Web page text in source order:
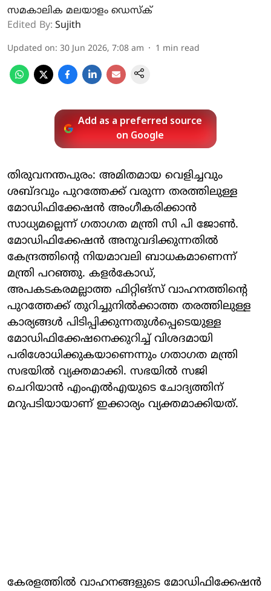
സമകാലിക മലയാളം ഡെസ്ക്
Edited By: Sujith
Updated on: 30 Jun 2026, 7:08 am 1 min read
Add as a preferred source
on Google
തിരുവനന്തപുരം: അമിതമായ വെളിച്ചവും
ശബ്ദവും പുറത്തേക്ക് വരുന്ന തരത്തിലുള്ള
മോഡിഫിക്കേഷന്‍ അംഗീകരിക്കാന്‍
സാധ്യമല്ലെന്ന് ഗതാഗത മന്ത്രി സി പി ജോണ്‍.
മോഡിഫിക്കേഷന്‍ അനുവദിക്കുന്നതില്‍
കേന്ദ്രത്തിന്റെ നിയമാവലി ബാധകമാണെന്ന്
മന്ത്രി പറഞ്ഞു. കളര്‍കോഡ്,
അപകടകരമല്ലാത്ത ഫിറ്റിങ്‌സ് വാഹനത്തിന്റെ
പുറത്തേക്ക് തുറിച്ചുനില്‍ക്കാത്ത തരത്തിലുള്ള
കാര്യങ്ങള്‍ പിടിപ്പിക്കുന്നതുള്‍പ്പെടെയുള്ള
മോഡിഫിക്കേഷനെക്കുറിച്ച് വിശദമായി
പരിശോധിക്കുകയാണെന്നും ഗതാഗത മന്ത്രി
സഭയില്‍ വ്യക്തമാക്കി. സഭയില്‍ സജി
ചെറിയാന്‍ എംഎല്‍എയുടെ ചോദ്യത്തിന്
മറുപടിയായാണ് ഇക്കാര്യം വ്യക്തമാക്കിയത്.
കേരളത്തില്‍ വാഹനങ്ങളുടെ മോഡിഫിക്കേഷന്‍